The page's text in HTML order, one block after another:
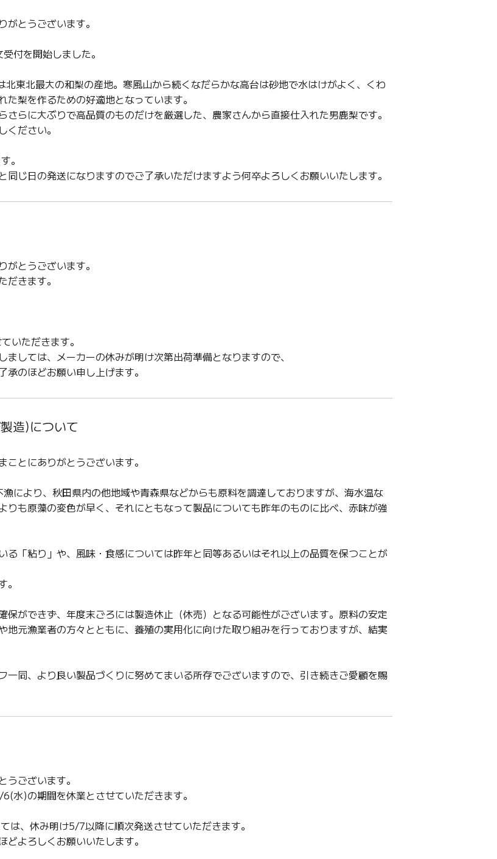
とうございます。
付を開始しました。
東北最大の和梨の産地。寒風山から続くなだらかな高台は砂地で水はけがよく、くわ
梨を作るための好適地となっています。
らに大ぶりで高品質のものだけを厳選した、農家さんから直接仕入れた男鹿梨です。
ださい。
。
じ日の発送になりますのでご了承いただけますよう何卒よろしくお願いいたします。
とうございます。
きます。
いただきます。
しては、メーカーの休みが明け次第出荷準備となりますので、
のほどお願い申し上げます。
造)について
とにありがとうございます。
により、秋田県内の他地域や青森県などからも原料を調達しておりますが、海水温な
りも原藻の変色が早く、それにともなって製品についても昨年のものに比べ、赤味が強
る「粘り」や、風味・食感については昨年と同等あるいはそれ以上の品質を保つことが
保ができず、年度末ごろには製造休止（休売）となる可能性がございます。原料の安定
地元漁業者の方々とともに、養殖の実用化に向けた取り組みを行っておりますが、結実
一同、より良い製品づくりに努めてまいる所存でございますので、引き続きご愛顧を賜
ございます。
)の期間を休業とさせていただきます。
、休み明け5/7以降に順次発送させていただきます。
よろしくお願いいたします。